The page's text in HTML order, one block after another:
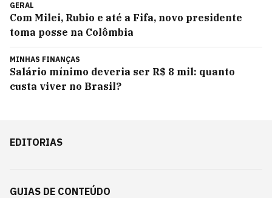
GERAL
Com Milei, Rubio e até a Fifa, novo presidente
toma posse na Colômbia
MINHAS FINANÇAS
Salário mínimo deveria ser R$ 8 mil: quanto
custa viver no Brasil?
EDITORIAS
GUIAS DE CONTEÚDO